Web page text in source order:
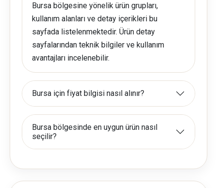
Bursa bölgesine yönelik ürün grupları,
kullanım alanları ve detay içerikleri bu
sayfada listelenmektedir. Ürün detay
sayfalarından teknik bilgiler ve kullanım
avantajları incelenebilir.
Bursa için fiyat bilgisi nasıl alınır?
Bursa bölgesinde en uygun ürün nasıl
seçilir?